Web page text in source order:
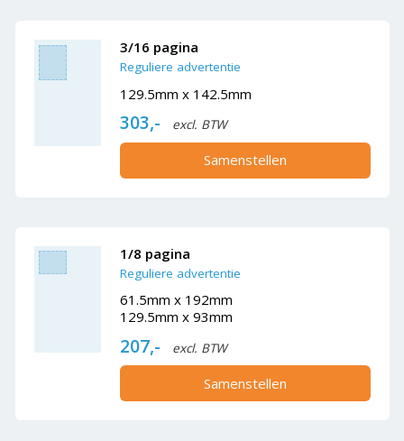
3/16 pagina
Reguliere advertentie
129.5mm x 142.5mm
303,- excl. BTW
Samenstellen
1/8 pagina
Reguliere advertentie
61.5mm x 192mm
129.5mm x 93mm
207,- excl. BTW
Samenstellen